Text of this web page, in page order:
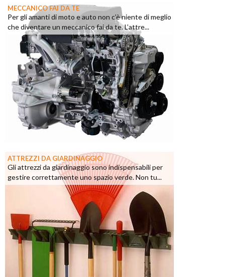
MECCANICO FAI DA TE
Per gli amanti di moto e auto non c’è niente di meglio
che diventare un meccanico fai da te. L’attre...
ATTREZZI DA GIARDINAGGIO
Gli attrezzi da giardinaggio sono indispensabili per
gestire correttamente uno spazio verde. Non tu...